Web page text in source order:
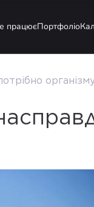
працюєПортфоліо